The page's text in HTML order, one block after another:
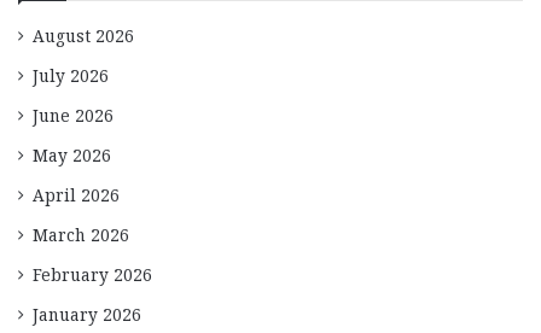
August 2026
July 2026
June 2026
May 2026
April 2026
March 2026
February 2026
January 2026